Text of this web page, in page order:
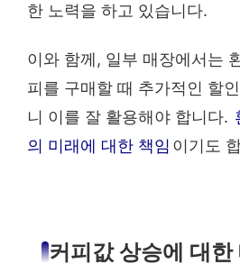
한 노력을 하고 있습니다.
이와 함께, 일부 매장에서는
피를 구매할 때 추가적인 할
니 이를 잘 활용해야 합니다.
의 미래에 대한 책임 이기도
커피값 상승에 대한